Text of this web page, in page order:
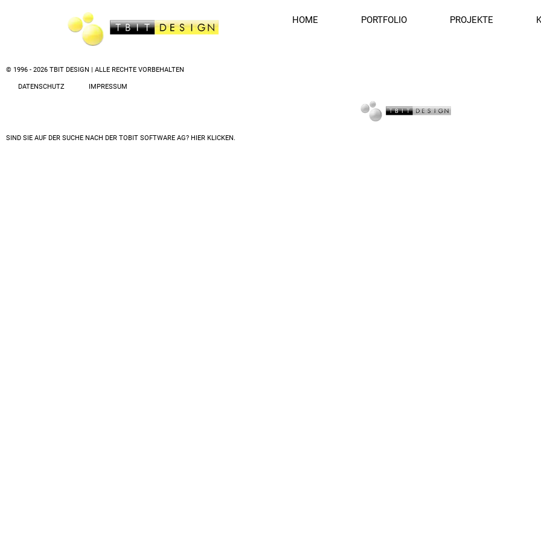
HOME PORTFOLIO PROJEKTE
© 1996 - 2026 TBIT DESIGN | ALLE RECHTE VORBEHALTEN
DATENSCHUTZ IMPRESSUM
SIND SIE AUF DER SUCHE NACH DER TOBIT SOFTWARE AG? HIER KLICKEN.